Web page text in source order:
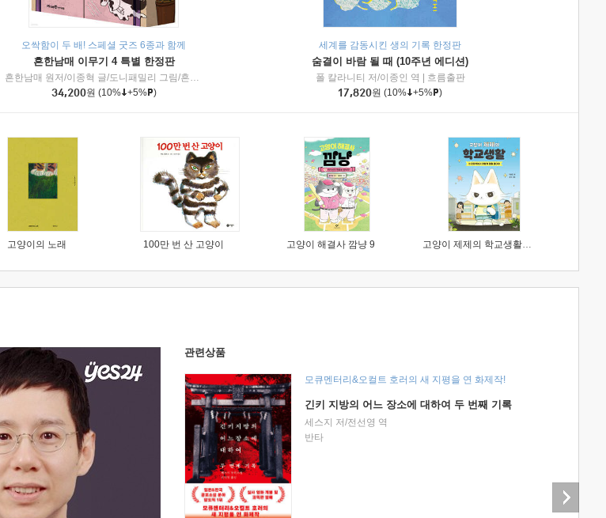
오싹함이 두 배! 스페셜 굿즈 6종과 함께
흔한남매 이무기 4 특별 한정판
흔한남매 원저/이종혁 글/도니패밀리 그림/흔한컴퍼니 감수
미래엔아이세움
34,200원 (10% +5% )
세계를 감동시킨 생의 기록 한정판
숨결이 바람 될 때 (10주년 에디션)
폴 칼라니티 저/이종인 역
흐름출판
17,820원 (10% +5% )
고양이의 노래 100만 번 산 고양이 고양이 해결사 깜냥 9 고양이 제제의 학교생활 1 : 초등학생이 이렇게 힘들 줄이야
관련상품
모큐멘터리&오컬트 호러의 새 지평을 연 화제작!
긴키 지방의 어느 장소에 대하여 두 번째 기록
세스지 저/전선영 역
반타